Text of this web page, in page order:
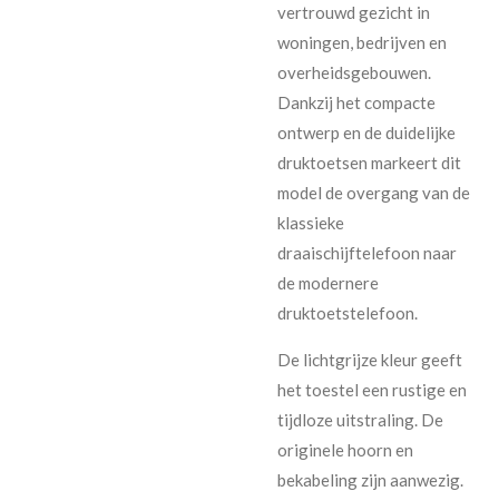
vertrouwd gezicht in
woningen, bedrijven en
overheidsgebouwen.
Dankzij het compacte
ontwerp en de duidelijke
druktoetsen markeert dit
model de overgang van de
klassieke
draaischijftelefoon naar
de modernere
druktoetstelefoon.
De lichtgrijze kleur geeft
het toestel een rustige en
tijdloze uitstraling. De
originele hoorn en
bekabeling zijn aanwezig.